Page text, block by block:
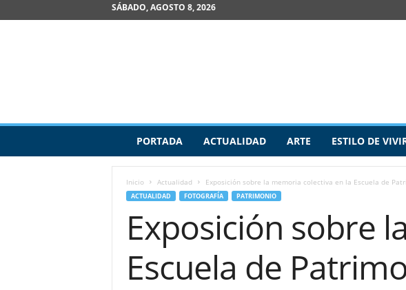
SÁBADO, AGOSTO 8, 2026
v
PORTADA ACTUALIDAD ARTE ESTILO DE
Inicio Actualidad Exposición sobre la memoria colectiva en la Escuela de
ACTUALIDAD FOTOGRAFÍA PATRIMONIO
Exposición sobre
Escuela de